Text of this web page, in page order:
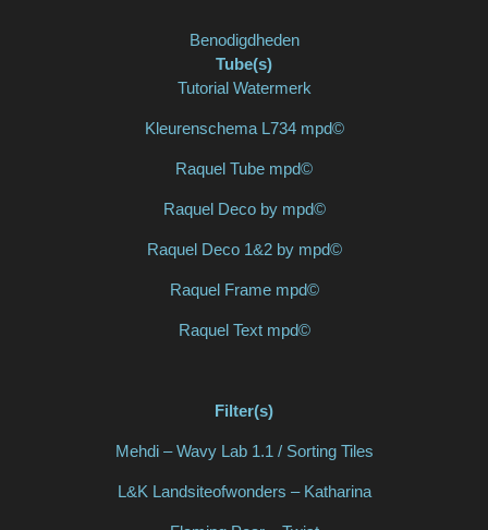
Benodigdheden
Tube(s)
Tutorial Watermerk
Kleurenschema L734 mpd©
Raquel Tube mpd©
Raquel Deco by mpd©
Raquel Deco 1&2 by mpd©
Raquel Frame mpd©
Raquel Text mpd©
Filter(s)
Mehdi – Wavy Lab 1.1 / Sorting Tiles
L&K Landsiteofwonders – Katharina